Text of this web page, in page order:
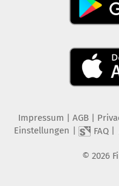
Impressum AGB
Einstellungen
FAQ|
© 2026